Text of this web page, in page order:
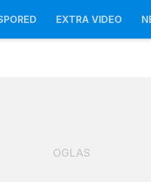
EXTRA VIDEO
OGLAS